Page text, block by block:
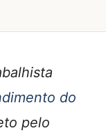
do
pelo